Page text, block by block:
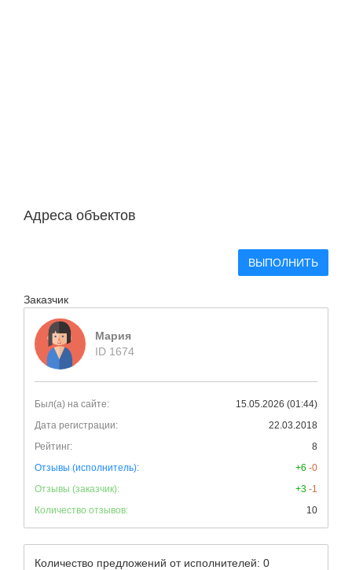
Адреса объектов
ВЫПОЛНИТЬ
Заказчик
Мария
ID 1674
Был(а) на сайте:
15.05.2026 (01:44)
Дата регистрации:
22.03.2018
Рейтинг:
8
Отзывы (исполнитель):
+6 -0
Отзывы (заказчик):
+3 -1
Количество отзывов:
10
Количество предложений от исполнителей: 0